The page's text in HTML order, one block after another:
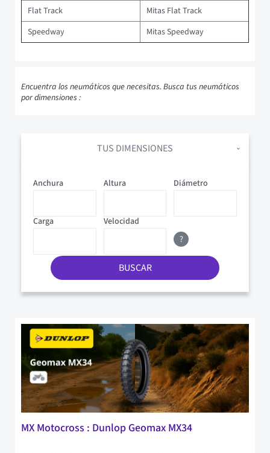
Flat Track
Mitas Flat Track
Speedway
Mitas Speedway
Encuentra los neumáticos que necesitas. Busca tus neumáticos
por dimensiones :
TUS DIMENSIONES
Diámetro
Altura
Carga Velocidad
Anchura
?
BUSCAR
MX Motocross : Dunlop Geomax MX34